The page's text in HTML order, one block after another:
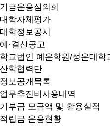
기금운용심의회
대학자체평가
대학정보공시
예·결산공고
학교법인 예운학원/성운대학
산학협력단
정보공개목록
업무추진비사용내역
기부금 모금액 및 활용실적
적립금 운용현황